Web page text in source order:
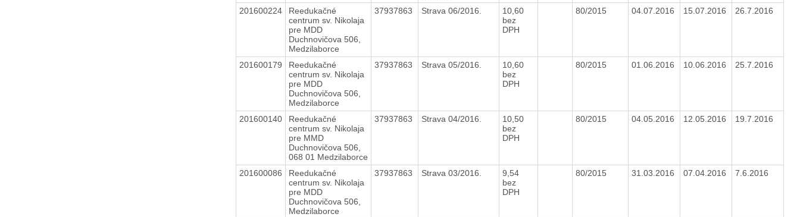
201600224
Reedukačné
centrum sv. Nikolaja
pre MDD
Duchnovičova 506,
Medzilaborce
37937863 Strava 06/2016.
10,60
bez
DPH
80/2015 04.07.2016 15.07.2016 26.7.2016
201600179
Reedukačné
centrum sv. Nikolaja
pre MDD
Duchnovičova 506,
Medzilaborce
37937863 Strava 05/2016.
10,60
bez
DPH
80/2015 01.06.2016 10.06.2016 25.7.2016
201600140
Reedukačné
centrum sv. Nikolaja
pre MMD
Duchnovičova 506,
068 01 Medzilaborce
37937863 Strava 04/2016.
10,50
bez
DPH
80/2015 04.05.2016 12.05.2016 19.7.2016
201600086
Reedukačné
centrum sv. Nikolaja
pre MDD
Duchnovičova 506,
Medzilaborce
37937863 Strava 03/2016.
9,54
bez
DPH
80/2015 31.03.2016 07.04.2016 7.6.2016